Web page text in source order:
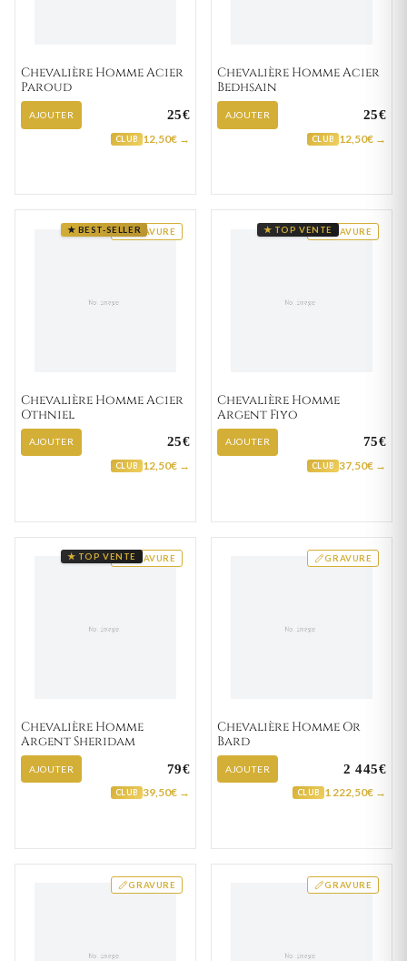
Chevalière Homme Acier
Paroud
AJOUTER 25€
CLUB 12,50€ →
Chevalière Homme Acier
Bedhsain
AJOUTER 25€
CLUB 12,50€ →
GRAVURE
★ BEST-SELLER
Chevalière Homme Acier
Othniel
AJOUTER 25€
CLUB 12,50€ →
GRAVURE
★ TOP VENTE
Chevalière Homme
Argent Fiyo
AJOUTER 75€
CLUB 37,50€ →
GRAVURE
★ TOP VENTE
Chevalière Homme
Argent Sheridam
AJOUTER 79€
CLUB 39,50€ →
GRAVURE
Chevalière Homme Or
Bard
AJOUTER 2 445€
CLUB 1 222,50€ →
GRAVURE GRAVURE